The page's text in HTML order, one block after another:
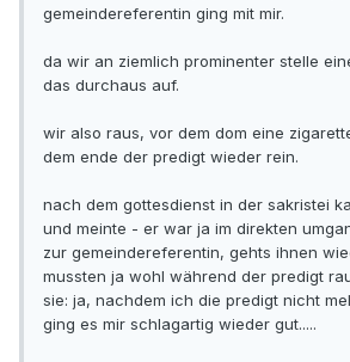
gemeindereferentin ging mit mir.
da wir an ziemlich prominenter stelle
das durchaus auf.
wir also raus, vor dem dom eine
dem ende der predigt wieder rein.
nach dem gottesdienst in der sakristei
und meinte - er war ja im direkten
zur gemeindereferentin, gehts ihnen
mussten ja wohl während der predigt
sie: ja, nachdem ich die predigt nicht
ging es mir schlagartig wieder gut.....